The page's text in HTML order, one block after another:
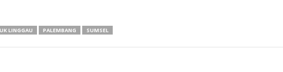
LINGGAU PALEMBANG SUMSEL